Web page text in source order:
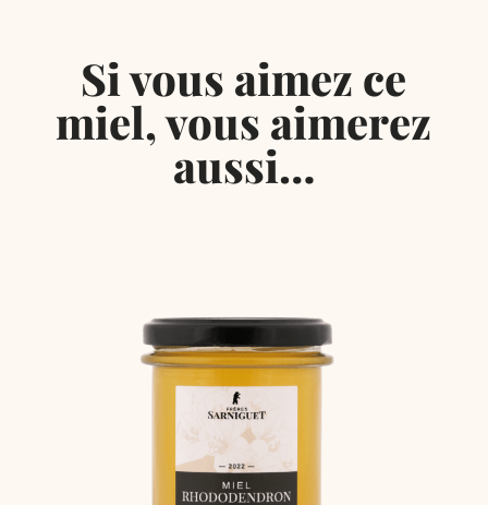
Si vous aimez ce
miel, vous aimerez
aussi…